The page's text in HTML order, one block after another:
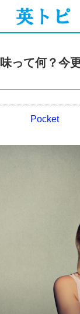
って何？今
Pocket